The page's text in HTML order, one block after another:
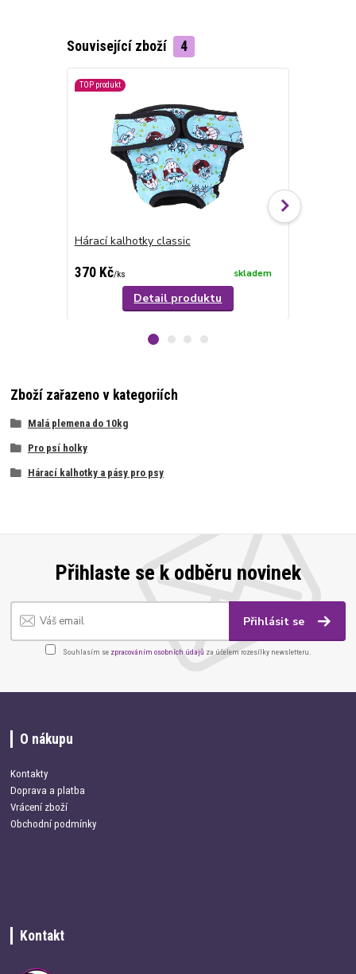
Související zboží 4
TOP produkt
Hárací kalhotky classic
370 Kč/ks skladem
Detail produktu
Zboží zařazeno v kategoriích
Malá plemena do 10kg
Pro psí holky
Hárací kalhotky a pásy pro psy
Přihlaste se k odběru novinek
Přihlásit se
Souhlasím se zpracováním osobních údajů za účelem rozesílky newsletteru.
O nákupu
Kontakty
Doprava a platba
Vrácení zboží
Obchodní podmínky
Kontakt